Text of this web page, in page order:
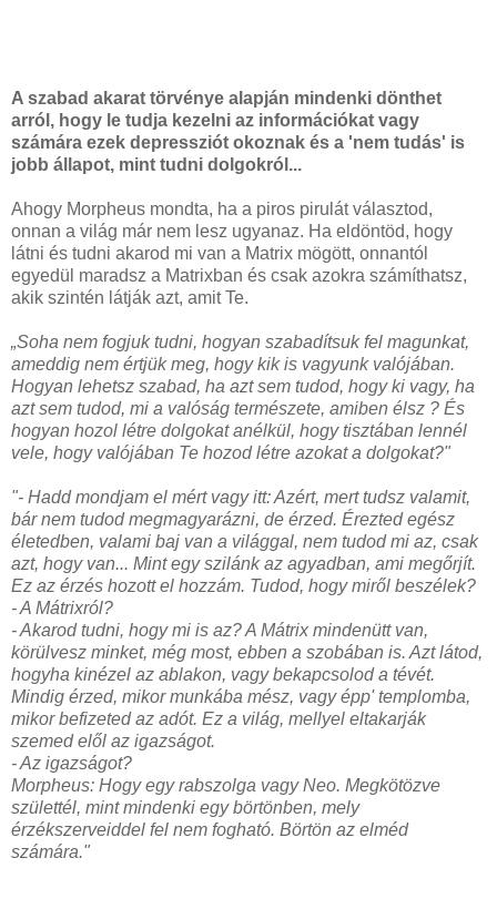
A szabad akarat törvénye alapján mindenki dönthet
arról, hogy le tudja kezelni az információkat vagy
számára ezek depressziót okoznak és a 'nem tudás' is
jobb állapot, mint tudni dolgokról...
Ahogy Morpheus mondta, ha a piros pirulát választod,
onnan a világ már nem lesz ugyanaz. Ha eldöntöd, hogy
látni és tudni akarod mi van a Matrix mögött, onnantól
egyedül maradsz a Matrixban és csak azokra számíthatsz,
akik szintén látják azt, amit Te.
„Soha nem fogjuk tudni, hogyan szabadítsuk fel magunkat,
ameddig nem értjük meg, hogy kik is vagyunk valójában.
Hogyan lehetsz szabad, ha azt sem tudod, hogy ki vagy, ha
azt sem tudod, mi a valóság természete, amiben élsz ? És
hogyan hozol létre dolgokat anélkül, hogy tisztában lennél
vele, hogy valójában Te hozod létre azokat a dolgokat?"
"- Hadd mondjam el mért vagy itt: Azért, mert tudsz valamit,
bár nem tudod megmagyarázni, de érzed. Érezted egész
életedben, valami baj van a világgal, nem tudod mi az, csak
azt, hogy van... Mint egy szilánk az agyadban, ami megőrjít.
Ez az érzés hozott el hozzám. Tudod, hogy miről beszélek?
- A Mátrixról?
- Akarod tudni, hogy mi is az? A Mátrix mindenütt van,
körülvesz minket, még most, ebben a szobában is. Azt látod,
hogyha kinézel az ablakon, vagy bekapcsolod a tévét.
Mindig érzed, mikor munkába mész, vagy épp' templomba,
mikor befizeted az adót. Ez a világ, mellyel eltakarják
szemed elől az igazságot.
- Az igazságot?
Morpheus: Hogy egy rabszolga vagy Neo. Megkötözve
születtél, mint mindenki egy börtönben, mely
érzékszerveiddel fel nem fogható. Börtön az elméd
számára."